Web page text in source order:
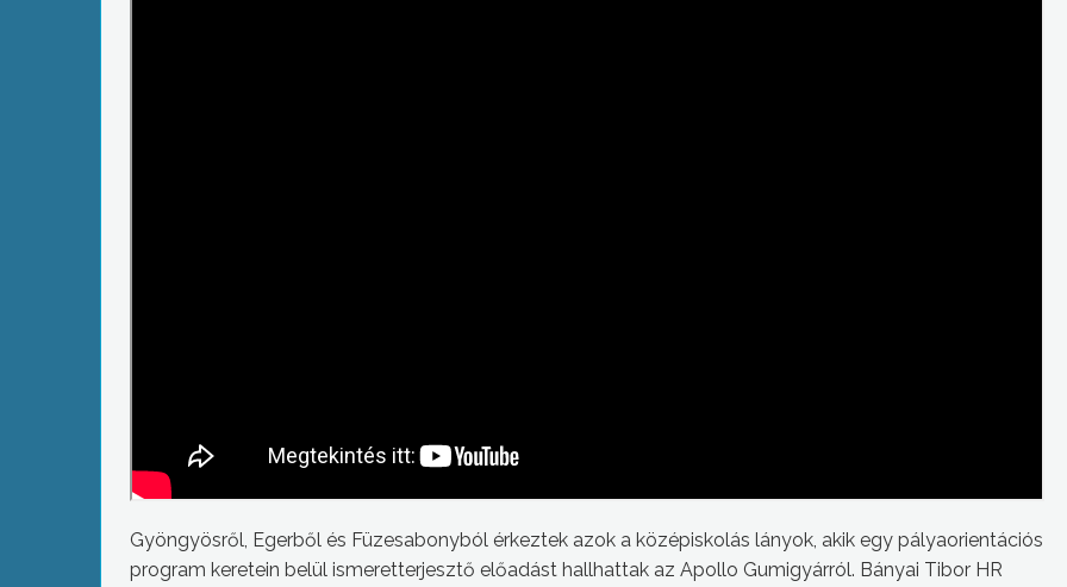
Gyöngyösről, Egerből és Füzesabonyból érkeztek azok a középiskolás lányok, akik egy pályaorientációs
program keretein belül ismeretterjesztő előadást hallhattak az Apollo Gumigyárról. Bányai Tibor HR